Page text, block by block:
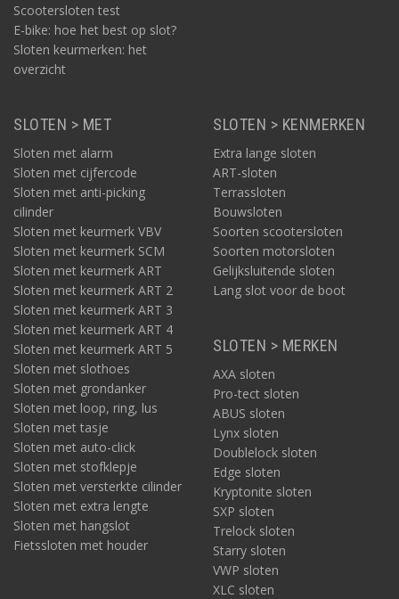
Scootersloten test
E-bike: hoe het best op slot?
Sloten keurmerken: het
overzicht
SLOTEN > MET
Sloten met alarm
Sloten met cijfercode
Sloten met anti-picking
cilinder
Sloten met keurmerk VBV
Sloten met keurmerk SCM
Sloten met keurmerk ART
Sloten met keurmerk ART 2
Sloten met keurmerk ART 3
Sloten met keurmerk ART 4
Sloten met keurmerk ART 5
Sloten met slothoes
Sloten met grondanker
Sloten met loop, ring, lus
Sloten met tasje
Sloten met auto-click
Sloten met stofklepje
Sloten met versterkte cilinder
Sloten met extra lengte
Sloten met hangslot
Fietssloten met houder
SLOTEN > KENMERKEN
Extra lange sloten
ART-sloten
Terrassloten
Bouwsloten
Soorten scootersloten
Soorten motorsloten
Gelijksluitende sloten
Lang slot voor de boot
SLOTEN > MERKEN
AXA sloten
Pro-tect sloten
ABUS sloten
Lynx sloten
Doublelock sloten
Edge sloten
Kryptonite sloten
SXP sloten
Trelock sloten
Starry sloten
VWP sloten
XLC sloten